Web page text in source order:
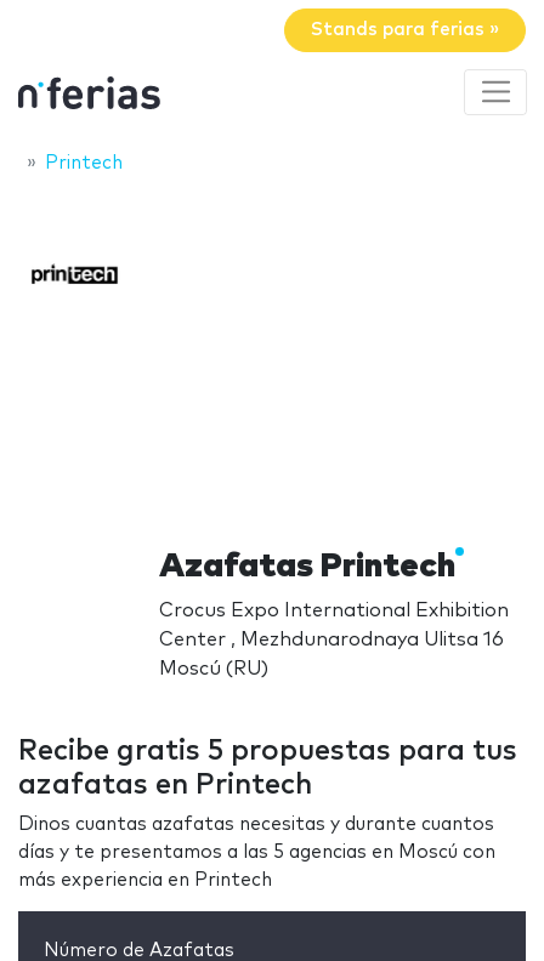
Stands para ferias »
Printech
Azafatas Printech
Crocus Expo International Exhibition
Center , Mezhdunarodnaya Ulitsa 16
Moscú (RU)
Recibe gratis 5 propuestas para tus
azafatas en Printech
Dinos cuantas azafatas necesitas y durante cuantos
días y te presentamos a las 5 agencias en Moscú con
más experiencia en Printech
Número de Azafatas